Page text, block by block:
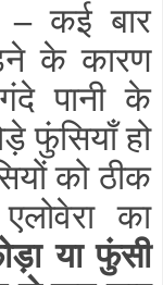
–कई बार
के कारण
पानी के
फुंसियाँ हो
को ठीक
का
या फुंसी